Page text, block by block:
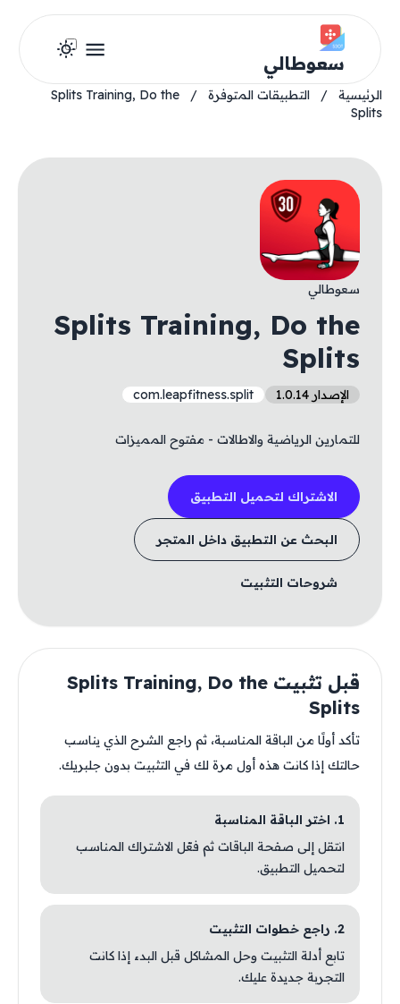
سعوطالي
الرئيسية / التطبيقات المتوفرة /
Splits Training, Do the
Splits
سعوطالي
Splits Training, Do the
Splits
الإصدار 1.0.14 com.leapfitness.split
للتمارين الرياضية والاطالات - مفتوح المميزات
الاشتراك لتحميل التطبيق
البحث عن التطبيق داخل المتجر
شروحات التثبيت
قبل تثبيت Splits Training, Do the
Splits
تأكد أولًا من الباقة المناسبة، ثم راجع الشرح الذي يناسب
حالتك إذا كانت هذه أول مرة لك في التثبيت بدون جلبريك.
1. اختر الباقة المناسبة
انتقل إلى صفحة الباقات ثم فعّل الاشتراك المناسب
لتحميل التطبيق.
2. راجع خطوات التثبيت
تابع أدلة التثبيت وحل المشاكل قبل البدء إذا كانت
التجربة جديدة عليك.